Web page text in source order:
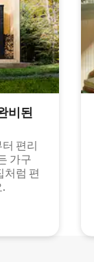
비된
편리
가구
처럼 편